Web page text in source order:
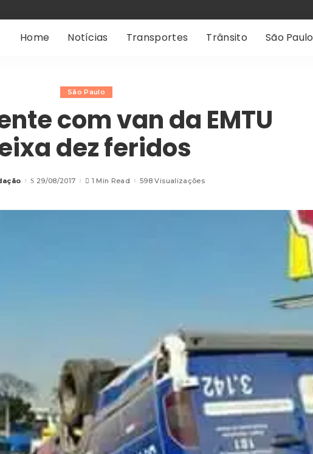
Home Notícias Transportes Trânsito São Paulo
São Paulo
com van da EMTU
dez feridos
29/08/2017 1 Min Read 598 Visualizações